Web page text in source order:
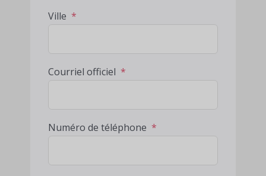
Ville *
Courriel officiel *
Numéro de téléphone *